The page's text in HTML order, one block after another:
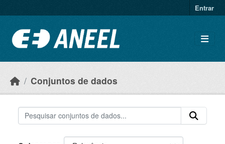
Entrar
Conjuntos de dados